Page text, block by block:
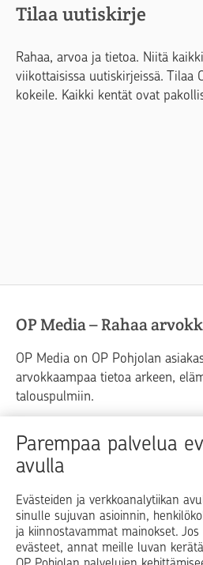
Parempaa palvelua
avulla
Evästeiden ja verkkoanalytiikan
sinulle sujuvan asioinnin,
ja kiinnostavammat mainokset. Jos
evästeet, annat meille luvan
Tilaa uutiskirje
Rahaa, arvoa ja tietoa. Niitä
viikottaisissa uutiskirjeissä. Tilaa
kokeile. Kaikki kentät ovat
OP Media – Rahaa
OP Media on OP Pohjolan
arvokkaampaa tietoa arkeen,
talouspulmiin.
Raha Elämä
Blogit ja puheenvuorot
Op.fi OP Koti
Facebook
X LinkedInInstagram